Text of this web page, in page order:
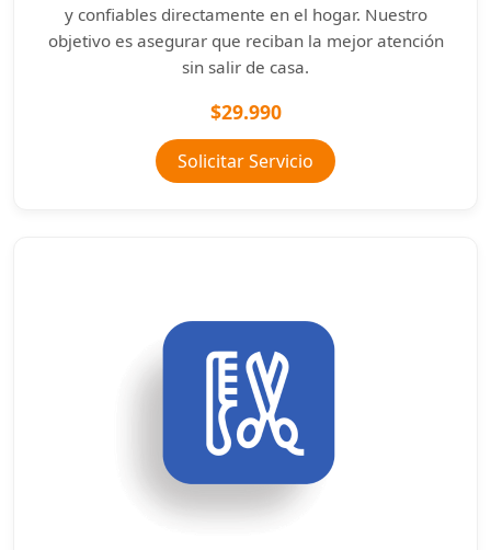
y confiables directamente en el hogar. Nuestro
objetivo es asegurar que reciban la mejor atención
sin salir de casa.
$29.990
Solicitar Servicio